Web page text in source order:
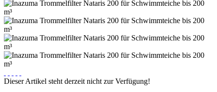
Dieser Artikel steht derzeit nicht zur Verfügung!